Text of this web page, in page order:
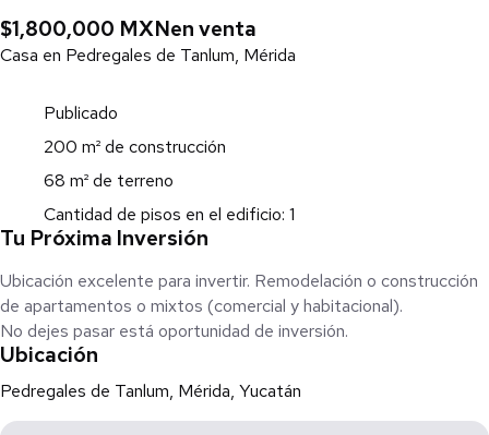
$1,800,000 MXNen venta
Casa en Pedregales de Tanlum, Mérida
Publicado
200 m² de construcción
68 m² de terreno
Cantidad de pisos en el edificio: 1
Tu Próxima Inversión
Ubicación excelente para invertir. Remodelación o construcción
de apartamentos o mixtos (comercial y habitacional).
No dejes pasar está oportunidad de inversión.
Ubicación
Pedregales de Tanlum, Mérida, Yucatán